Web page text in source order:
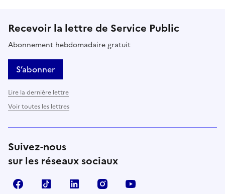
Recevoir la lettre de Service Public
Abonnement hebdomadaire gratuit
S’abonner
Lire la dernière lettre
Voir toutes les lettres
Suivez-nous
sur les réseaux sociaux
FacebookTikTok LinkedIn Instagram